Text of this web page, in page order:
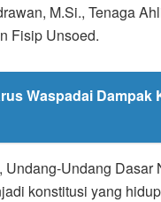
M.Si., Tenaga
Fisip Unsoed.
Waspadai Dampak
Undang Dasar
konstitusi yang